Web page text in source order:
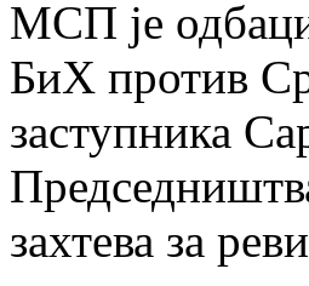
МСП је
БиХ против
заступника
захтева за